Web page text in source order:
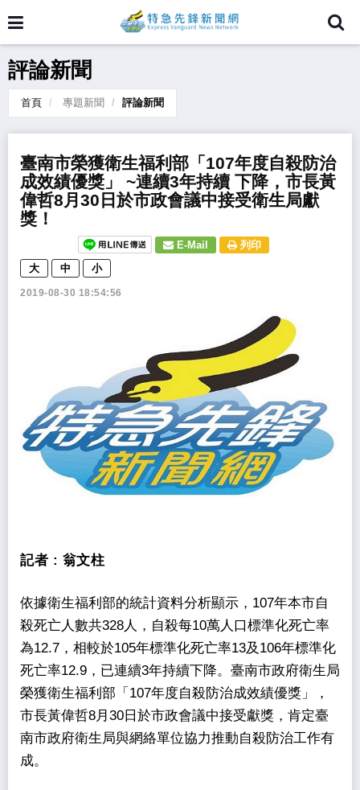
評論新聞
首頁 專題新聞 評論新聞
​臺南市榮獲衛生福利部「107年度自殺防治
成效績優獎」 ~連續3年持續 下降，市長黃
偉哲8月30日於市政會議中接受衛生局獻
獎！
E-Mail
列印
大
中 小
2019-08-30 18:54:56
記者 : 翁文柱
依據衛生福利部的統計資料分析顯示，107年本市自
殺死亡人數共328人，自殺每10萬人口標準化死亡率
為12.7，相較於105年標準化死亡率13及106年標準化
死亡率12.9，已連續3年持續下降。臺南市政府衛生局
榮獲衛生福利部「107年度自殺防治成效績優獎」，
市長黃偉哲8月30日於市政會議中接受獻獎，肯定臺
南市政府衛生局與網絡單位協力推動自殺防治工作有
成。